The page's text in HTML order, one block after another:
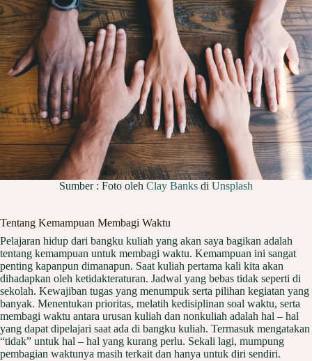
Sumber : Foto oleh Clay Banks di Unsplash
Tentang Kemampuan Membagi Waktu
Pelajaran hidup dari bangku kuliah yang akan saya bagikan adalah
tentang kemampuan untuk membagi waktu. Kemampuan ini sangat
penting kapanpun dimanapun. Saat kuliah pertama kali kita akan
dihadapkan oleh ketidakteraturan. Jadwal yang bebas tidak seperti di
sekolah. Kewajiban tugas yang menumpuk serta pilihan kegiatan yang
banyak. Menentukan prioritas, melatih kedisiplinan soal waktu, serta
membagi waktu antara urusan kuliah dan nonkuliah adalah hal – hal
yang dapat dipelajari saat ada di bangku kuliah. Termasuk mengatakan
“tidak” untuk hal – hal yang kurang perlu. Sekali lagi, mumpung
pembagian waktunya masih terkait dan hanya untuk diri sendiri.